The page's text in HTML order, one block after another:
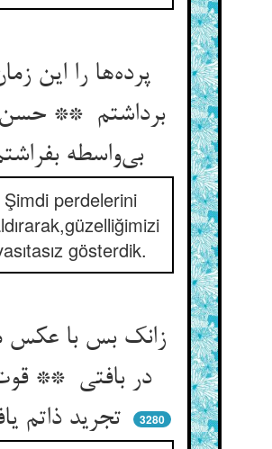
پرده‌ها را این
برداشتم ** حسن
بی‌واسطه بفراشتم
Şimdi perdelerini
gösterdik.
زانک بس با عکس
در بافتی **
تجرید ذاتم یافتی
3280